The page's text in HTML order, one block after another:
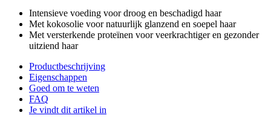
Intensieve voeding voor droog en beschadigd haar
Met kokosolie voor natuurlijk glanzend en soepel haar
Met versterkende proteïnen voor veerkrachtiger en gezonder
uitziend haar
Productbeschrijving
Eigenschappen
Goed om te weten
FAQ
Je vindt dit artikel in